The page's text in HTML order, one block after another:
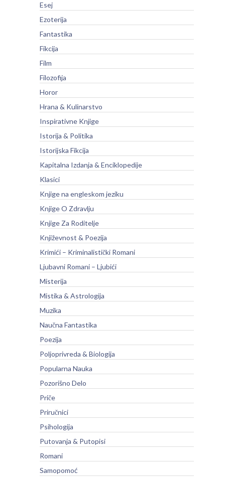
Esej
Ezoterija
Fantastika
Fikcija
Film
Filozofija
Horor
Hrana & Kulinarstvo
Inspirativne Knjige
Istorija & Politika
Istorijska Fikcija
Kapitalna Izdanja & Enciklopedije
Klasici
Knjige na engleskom jeziku
Knjige O Zdravlju
Knjige Za Roditelje
Književnost & Poezija
Krimići – Kriminalistički Romani
Ljubavni Romani – Ljubići
Misterija
Mistika & Astrologija
Muzika
Naučna Fantastika
Poezija
Poljoprivreda & Biologija
Popularna Nauka
Pozorišno Delo
Priče
Priručnici
Psihologija
Putovanja & Putopisi
Romani
Samopomoć